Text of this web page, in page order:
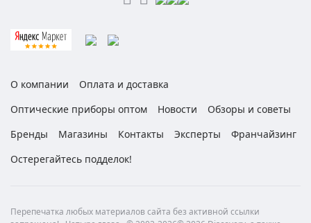
О компании
Оплата и доставка
Оптические приборы оптом
Новости
Обзоры и советы
Бренды
Магазины Контакты Эксперты
Франчайзинг
Остерегайтесь подделок!
Перепечатка любых материалов сайта без активной ссылки